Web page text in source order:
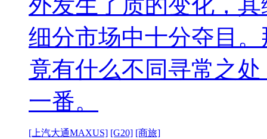
外发生了质的变化，
细分市场中十分夺目
竟有什么不同寻常之
一番。
[上汽大通MAXUS] [G20] [商旅]